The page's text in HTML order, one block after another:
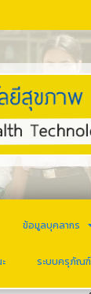
ข้อมูลบุคลากร
ระบบครุภัณ